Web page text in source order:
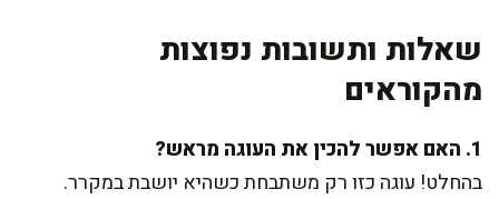
שאלות ותשובות נפוצות
מהקוראים
1. האם אפשר להכין את העוגה מראש?
בהחלט! עוגה כזו רק משתבחת כשהיא יושבת במקרר.